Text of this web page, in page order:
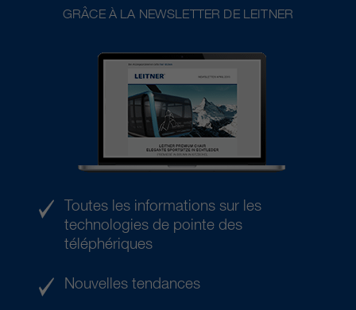
GRÂCE À LA NEWSLETTER DE LEITNER
Toutes les informations sur les
technologies de pointe des
téléphériques
Nouvelles tendances